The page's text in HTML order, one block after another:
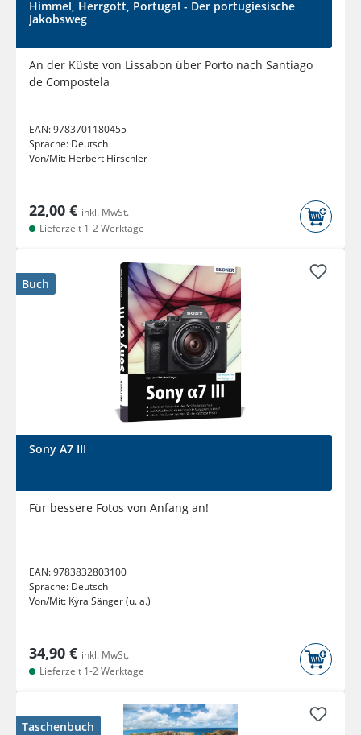
Himmel, Herrgott, Portugal - Der portugiesische
Jakobsweg
An der Küste von Lissabon über Porto nach Santiago
de Compostela
EAN:9783701180455
Sprache: Deutsch
Von/Mit: Herbert Hirschler
22,00 € inkl. MwSt.
Lieferzeit 1-2 Werktage
Buch
Sony A7 III
Für bessere Fotos von Anfang an!
EAN:9783832803100
Sprache: Deutsch
Von/Mit: Kyra Sänger (u. a.)
34,90 € inkl. MwSt.
Lieferzeit 1-2 Werktage
Taschenbuch